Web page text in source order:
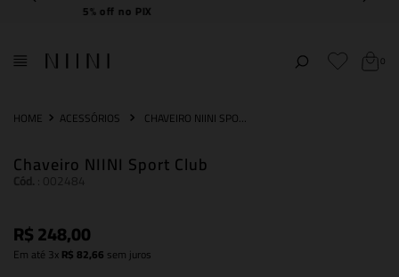
Frete Grátis
0
ACESSÓRIOS CHAVEIRO NIINI SPORT CLUB
Chaveiro NIINI Sport Club
R$248,00
Em até 3xR$82,66 sem juros